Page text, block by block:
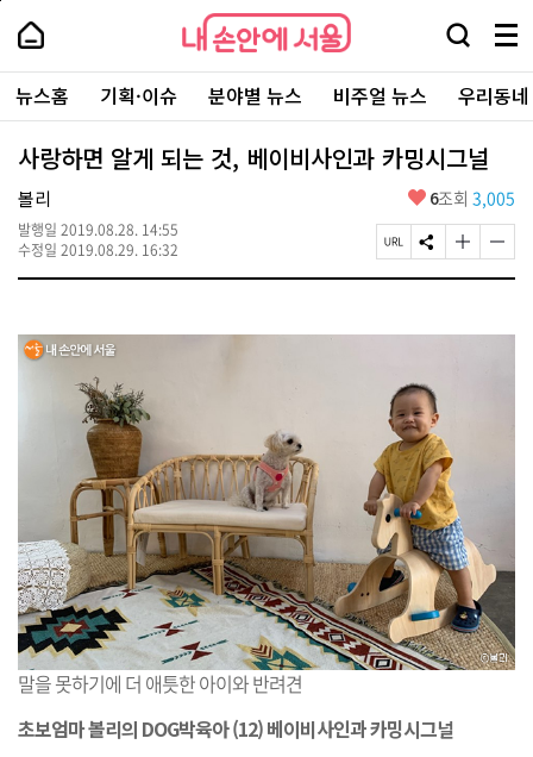
본
로
가
내
손
안
에
서
울
-
서
울
시
대
표
소
털
내
손
에
울
검
창
열
기
메
뉴
전
체
보
주
요
서
뉴스홈 기획·이슈 분야별 뉴스 비주얼 뉴스 우리동
사랑하면 알게 되는 것, 베이비사인과 카밍시그널
볼리
발행일 2019.08.28. 14:55
수정일 2019.08.29. 16:32
좋
요
6조회 3,005
페
이
R
사
S
N
유
글
자
크
글
자
작
말을 못하기에 더 애틋한 아이와 반려견
초보엄마 볼리의 DOG박육아 (12) 베이비사인과 카밍시그널
페
상
단
로